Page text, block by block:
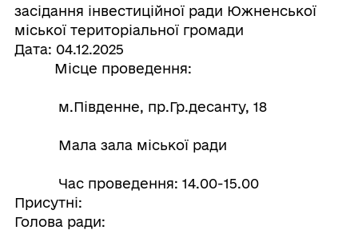
засідання інвестиційної ради Южненської
міської територіальної громади
Дата: 04.12.2025
Місце проведення:
м.Південне, пр.Гр.десанту, 18
Мала зала міської ради
Час проведення: 14.00-15.00
Присутні:
Голова ради: